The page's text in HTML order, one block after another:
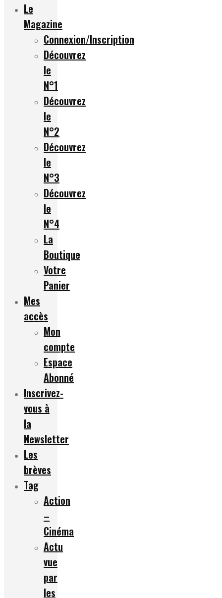
Le
Magazine
Connexion/Inscription
Découvrez
le
N°1
Découvrez
le
N°2
Découvrez
le
N°3
Découvrez
le
N°4
La
Boutique
Votre
Panier
Mes
accès
Mon
compte
Espace
Abonné
Inscrivez-
vous à
la
Newsletter
Les
brèves
Tag
Action
–
Cinéma
Actu
vue
par
les